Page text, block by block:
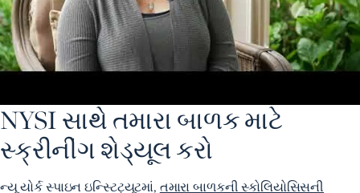
NYSI સાથે તમારા બાળક માટે
સ્ક્રીનીંગ શેડ્યૂલ કરો
ન્યૂ યોર્ક સ્પાઇન ઇન્સ્ટિટ્યૂટમાં, તમારા બાળકની સ્કોલિયોસિસની